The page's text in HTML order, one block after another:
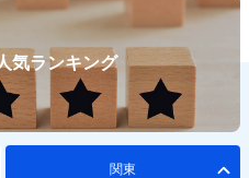
気ランキング
関東